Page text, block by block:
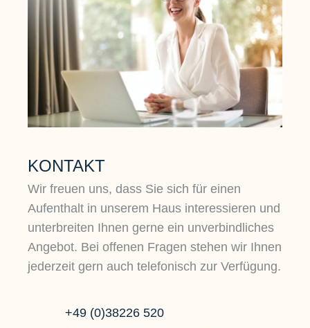
KONTAKT
Wir freuen uns, dass Sie sich für einen
Aufenthalt in unserem Haus interessieren und
unterbreiten Ihnen gerne ein unverbindliches
Angebot. Bei offenen Fragen stehen wir Ihnen
jederzeit gern auch telefonisch zur Verfügung.
+49 (0)38226 520